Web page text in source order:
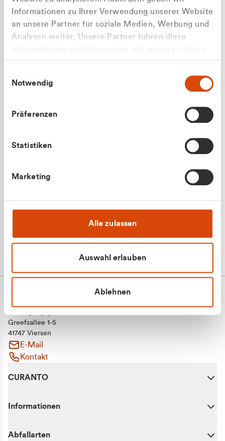
Informationen zu Ihrer Verwendung unserer Website
an unsere Partner für soziale Medien, Werbung und
Analysen weiter. Unsere Partner führen diese
gesammelt haben.
Notwendig
Präferenzen
Statistiken
Marketing
Alle zulassen
Auswahl erlauben
Ablehnen
Apilash Balanesan
Greefsallee 1-5
41747 Viersen
E-Mail
Kontakt
CURANTO
Informationen
Abfallarten